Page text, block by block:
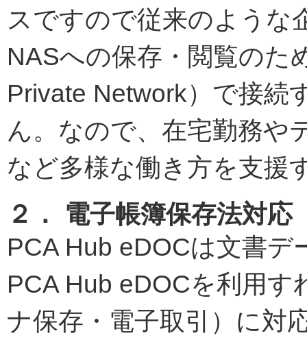
スですので従来のような
NASへの保存・閲覧のた
Private Network）で接続
ん。なので、在宅勤務や
など多様な働き方を支援
２． 電子帳簿保存法対応
PCA Hub eDOCは文書
PCA Hub eDOCを利用
ナ保存・電子取引）に対